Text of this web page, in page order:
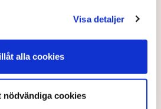
Visa detaljer
alla cookies
nödvändiga cookies
med cirka 120
bevis.
komplext när det gäller
rättigheter och gränser.
kan fortgå för öppen ridå.
Torv, anser att polisens